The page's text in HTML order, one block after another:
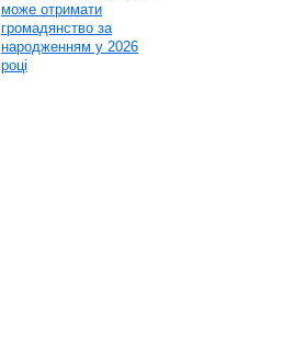
може отримати
громадянство за
народженням у 2026
році